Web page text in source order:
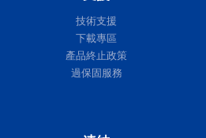
技術支援
下載專區
產品終止政策
過保固服務